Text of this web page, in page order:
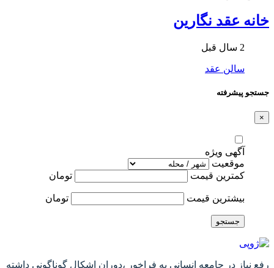
خانه عقد نگارین
2 سال قبل
سالن عقد
جستجو پیشرفته
×
آگهی ویژه
موقعیت
کمترین قیمت
تومان
بیشترین قیمت تومان
جستجو
رفع نیاز در جامعه انسانی به فراخور ،دوران اشکال گوناگونی داشته